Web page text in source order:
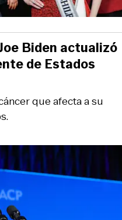
que afecta a su
Biden actualizó
de Estados